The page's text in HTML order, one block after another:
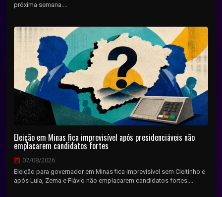
próxima semana....
Eleição em Minas fica imprevisível após presidenciáveis não
emplacarem candidatos fortes
07/08/2026
Eleição para governador em Minas fica imprevisível sem Cleitinho e
após Lula, Zema e Flávio não emplacarem candidatos fortes....